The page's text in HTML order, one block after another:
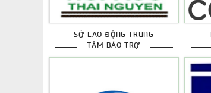
SỞ LAO ĐỘNG TRUNG
TÂM BẢO TRỢ